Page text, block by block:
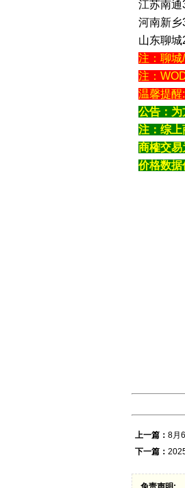
江苏南通
河南新乡
山东聊城
注：聊城
注：
温馨提
公告：为
注：综上
商榷交易
价格数据
上一篇： 8月
下一篇：